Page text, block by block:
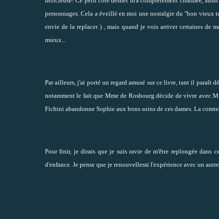
personnages. Cela a éveillé en moi une nostalgie du "bon vieux
envie de la replacer ) , mais quand je vois arriver certaines de
mieux...
Par ailleurs, j'ai porté un regard amusé sur ce livre, tant il paraît
notamment le fait que Mme de Rosbourg décide de vivre avec
Fichini abandonne Sophie aux bons soins de ces dames. La
Pour finir, je dirais que je suis ravie de m'être replongée dans
d'enfance. Je pense que je renouvellerai l'expérience avec un